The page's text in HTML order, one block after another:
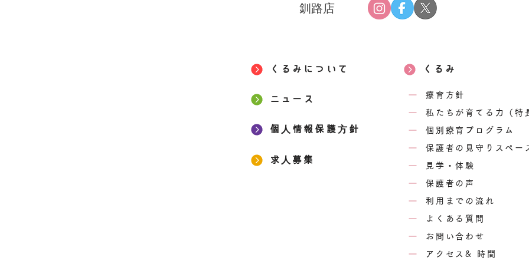
釧路店
くるみについて
ニュース
個人情報保護方針
求人募集
くるみ
療育方針
私たちが育てる力（特
個別療育プログラム
保護者の見守りスペー
見学・体験
保護者の声
利用までの流れ
よくある質問
お問い合わせ
アクセス& 時間